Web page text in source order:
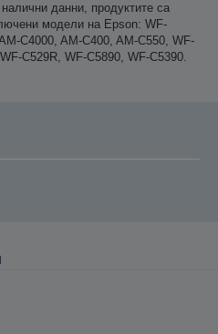
данни, продуктите са
модели на Epson: WF-
C4000, AM-C400, AM-C550, WF-
C529R, WF-C5890, WF-C5390.